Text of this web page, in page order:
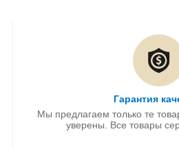
Гарантия
Мы предлагаем только те
уверены. Все товары